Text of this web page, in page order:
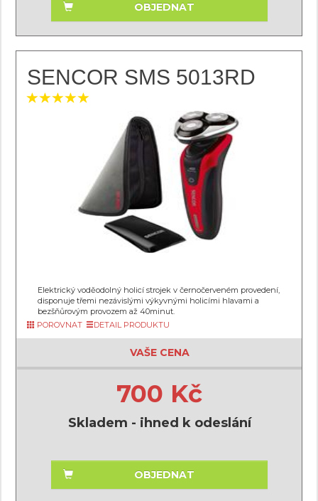
OBJEDNAT
SENCOR SMS 5013RD
Elektrický voděodolný holicí strojek v černočerveném provedení,
disponuje třemi nezávislými výkyvnými holicími hlavami a
bezšňůrovým provozem až 40minut.
POROVNAT
DETAIL PRODUKTU
VAŠE CENA
700 Kč
Skladem - ihned k odeslání
OBJEDNAT